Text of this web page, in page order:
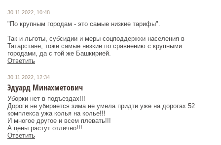
30.11.2022, 10:48
"По крупным городам - это самые низкие тарифы".
Так и льготы, субсидии и меры соцподдержки населения в
Татарстане, тоже самые низкие по сравнению с крупными
городами, да с той же Башкирией.
Ответить
30.11.2022, 12:34
Эдуард Минахметович
Уборки нет в подъездах!!!
Дороги не убирается зима не умела придти уже на дорогах 52
комплекса ужа колья на колье!!!
И многое другое и всем плевать!!!
А цены растут отлично!!!
Ответить